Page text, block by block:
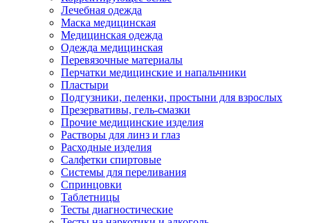
Лечебная одежда
Маска медицинская
Медицинская одежда
Одежда медицинская
Перевязочные материалы
Перчатки медицинские и напальчники
Пластыри
Подгузники, пеленки, простыни для взрослых
Презервативы, гель-смазки
Прочие медицинские изделия
Растворы для линз и глаз
Расходные изделия
Салфетки спиртовые
Системы для переливания
Спринцовки
Таблетницы
Тесты диагностические